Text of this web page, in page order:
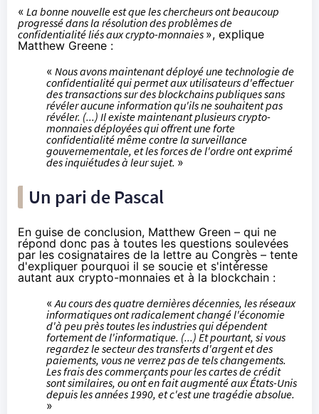
« La bonne nouvelle est que les chercheurs ont beaucoup
progressé dans la résolution des problèmes de
confidentialité liés aux crypto-monnaies », explique
Matthew Greene :
« Nous avons maintenant déployé une technologie de
confidentialité qui permet aux utilisateurs d'effectuer
des transactions sur des blockchains publiques sans
révéler aucune information qu'ils ne souhaitent pas
révéler. (...) Il existe maintenant plusieurs crypto-
monnaies déployées qui offrent une forte
confidentialité même contre la surveillance
gouvernementale, et les forces de l'ordre ontexprimé
des inquiétudes à leur sujet. »
Un pari de Pascal
En guise de conclusion, Matthew Green – qui ne
répond donc pas à toutes les questions soulevées
par les cosignataires de la lettre au Congrès – tente
d'expliquer pourquoi il se soucie et s'intéresse
autant aux crypto-monnaies et à la blockchain :
«Au cours des quatre dernières décennies, les réseaux
informatiques ont radicalement changé l'économie
d'à peu près toutes les industries qui dépendent
fortement de l'informatique. (...) Et pourtant, si vous
regardez le secteur des transferts d'argent et des
paiements, vous ne verrez pas de tels changements.
Les frais des commerçants pour les cartes de crédit
sont similaires, ou ont en fait augmenté aux États-Unis
depuis les années 1990, et c'est une tragédie absolue.
»